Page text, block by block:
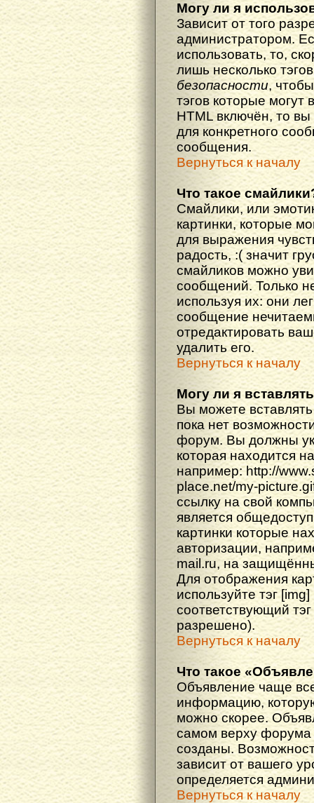
Могу ли я
Зависит от того
администратором.
использовать, то,
лишь несколько
безопасности,
тэгов которые
HTML включён, то
для конкретного
сообщения.
Вернуться к началу
Что такое
Смайлики, или
картинки, которые
для выражения
радость, :( значит
смайликов можно
сообщений. Только
используя их: они
сообщение
отредактировать
удалить его.
Вернуться к началу
Могу ли я
Вы можете
пока нет
форум. Вы должны
которая находится
например: http://
place.net/my-
ссылку на свой
является
картинки которые
авторизации,
mail.ru, на
Для отображения
используйте тэг
соответствующий
разрешено).
Вернуться к началу
Что такое
Объявление чаще
информацию,
можно скорее.
самом верху форума
созданы.
зависит от вашего
определяется
Вернуться к началу